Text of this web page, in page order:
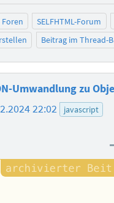
SELFHTML-Forum
Beitrag im Thread-
Umwandlung zu
22:02
javascript